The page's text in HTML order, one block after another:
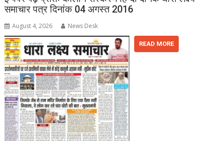
समाचार पत्र दिनांक 04 अगस्त 2016
August 4, 2026 News Desk
READ MORE